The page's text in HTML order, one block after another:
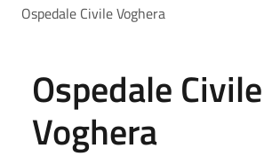
Ospedale Civile Voghera
Ospedale Civile
Voghera